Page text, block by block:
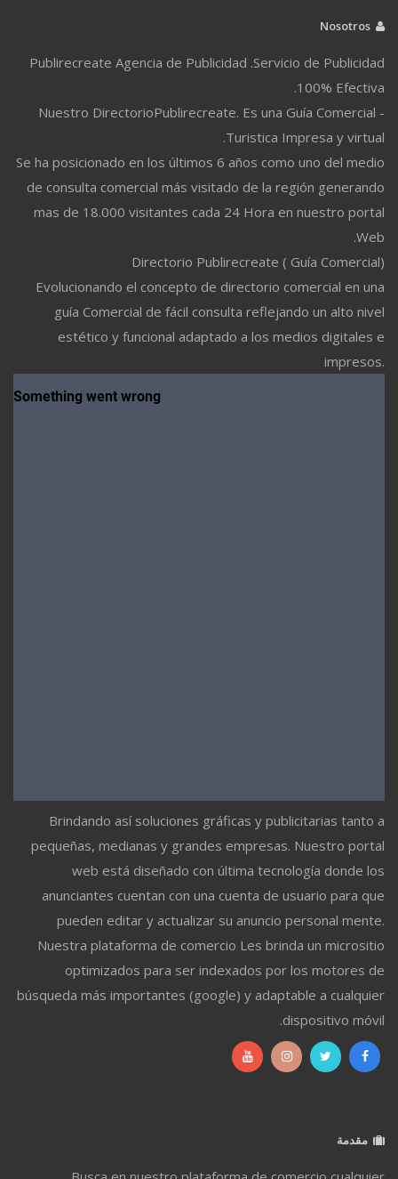
Publirecreate Agencia de Publicidad .Servicio de Publicidad
100% Efectiva.
Nuestro DirectorioPublirecreate. Es una Guía Comercial -
Turistica Impresa y virtual.
Se ha posicionado en los últimos 6 años como uno del medio
de consulta comercial más visitado de la región generando
mas de 18.000 visitantes cada 24 Hora en nuestro portal
Web.
Directorio Publirecreate ( Guía Comercial)
Evolucionando el concepto de directorio comercial en una
guía Comercial de fácil consulta reflejando un alto nivel
estético y funcional adaptado a los medios digitales e
impresos.
Brindando así soluciones gráficas y publicitarias tanto a
pequeñas, medianas y grandes empresas. Nuestro portal
web está diseñado con última tecnología donde los
anunciantes cuentan con una cuenta de usuario para que
pueden editar y actualizar su anuncio personal mente.
Nuestra plataforma de comercio Les brinda un micrositio
optimizados para ser indexados por los motores de
búsqueda más importantes (google) y adaptable a cualquier
dispositivo móvil.
مقدمة